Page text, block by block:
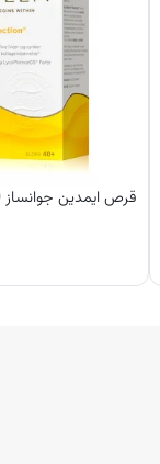
قرص ایمدین جوانساز 40 سال به بالا